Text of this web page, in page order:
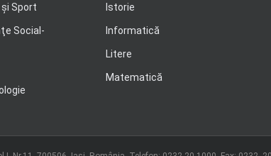
Sport
Social-
Istorie
Informatică
Litere
Matematică